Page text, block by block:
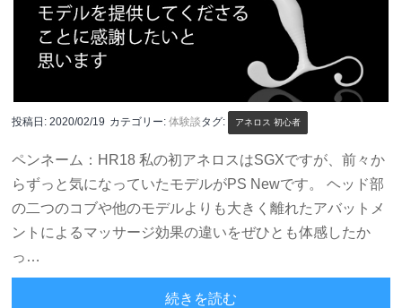
投稿日:2020/02/19 カテゴリー:体験談タグ: アネロス 初心者
ペンネーム：HR18 私の初アネロスはSGXですが、前々か
らずっと気になっていたモデルがPS Newです。 ヘッド部
の二つのコブや他のモデルよりも大きく離れたアバットメ
ントによるマッサージ効果の違いをぜひとも体感したか
っ…
続きを読む